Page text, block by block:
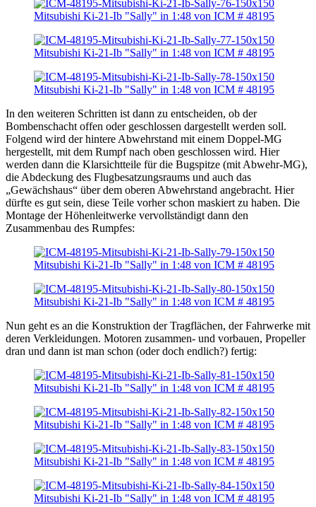
In den weiteren Schritten ist dann zu entscheiden, ob der
Bombenschacht offen oder geschlossen dargestellt werden soll.
Folgend wird der hintere Abwehrstand mit einem Doppel-MG
hergestellt, mit dem Rumpf nach oben geschlossen wird. Hier
werden dann die Klarsichtteile für die Bugspitze (mit Abwehr-MG),
die Abdeckung des Flugbesatzungsraums und auch das
„Gewächshaus“ über dem oberen Abwehrstand angebracht. Hier
dürfte es gut sein, diese Teile vorher schon maskiert zu haben. Die
Montage der Höhenleitwerke vervollständigt dann den
Zusammenbau des Rumpfes:
Nun geht es an die Konstruktion der Tragflächen, der Fahrwerke mit
deren Verkleidungen. Motoren zusammen- und vorbauen, Propeller
dran und dann ist man schon (oder doch endlich?) fertig: